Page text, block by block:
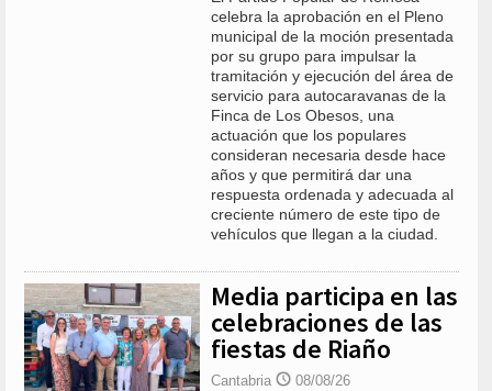
celebra la aprobación en el Pleno
municipal de la moción presentada
por su grupo para impulsar la
tramitación y ejecución del área de
servicio para autocaravanas de la
Finca de Los Obesos, una
actuación que los populares
consideran necesaria desde hace
años y que permitirá dar una
respuesta ordenada y adecuada al
creciente número de este tipo de
vehículos que llegan a la ciudad.
Media participa en las
celebraciones de las
fiestas de Riaño
Cantabria 08/08/26